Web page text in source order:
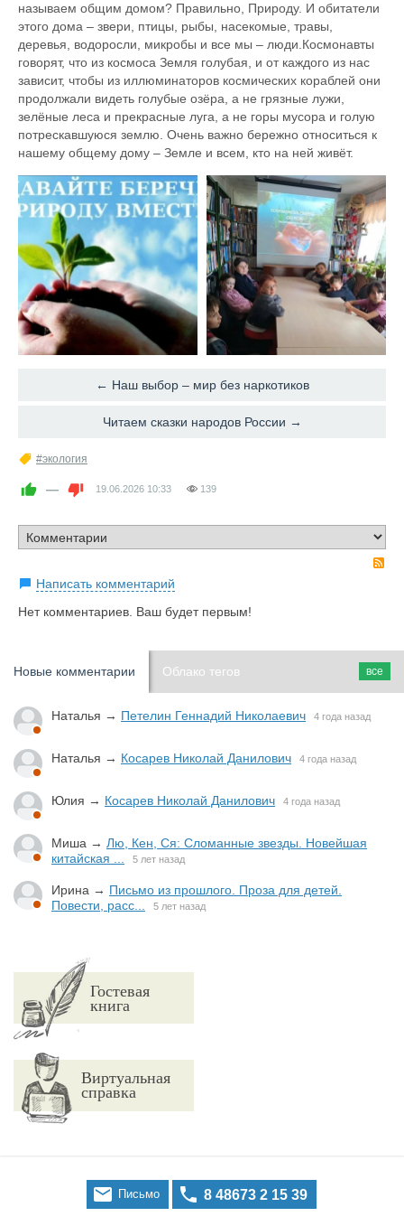
называем общим домом? Правильно, Природу. И обитатели
этого дома – звери, птицы, рыбы, насекомые, травы,
деревья, водоросли, микробы и все мы – люди.Космонавты
говорят, что из космоса Земля голубая, и от каждого из нас
зависит, чтобы из иллюминаторов космических кораблей они
продолжали видеть голубые озёра, а не грязные лужи,
зелёные леса и прекрасные луга, а не горы мусора и голую
потрескавшуюся землю. Очень важно бережно относиться к
нашему общему дому – Земле и всем, кто на ней живёт.
← Наш выбор – мир без наркотиков
Читаем сказки народов России →
#экология
— 19.06.2026 10:33 139
Написать комментарий
Нет комментариев. Ваш будет первым!
Новые комментарии Облако тегов все
Наталья → Петелин Геннадий Николаевич 4 года назад
Наталья → Косарев Николай Данилович 4 года назад
Юлия → Косарев Николай Данилович 4 года назад
Миша → Лю, Кен, Ся: Сломанные звезды. Новейшая
китайская ...
5 лет назад
Ирина → Письмо из прошлого. Проза для детей.
Повести, расс...
5 лет назад
Гостевая
книга
Виртуальная
справка
 Письмо  8 48673 2 15 39